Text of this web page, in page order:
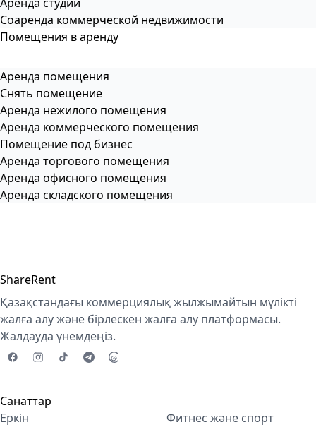
Соаренда коммерческой недвижимости
Помещения в аренду
Аренда помещения
Снять помещение
Аренда нежилого помещения
Аренда коммерческого помещения
Помещение под бизнес
Аренда торгового помещения
Аренда офисного помещения
Аренда складского помещения
ShareRent
Қазақстандағы коммерциялық жылжымайтын мүлікті
жалға алу және бірлескен жалға алу платформасы.
Жалдауда үнемдеңіз.
Санаттар
Еркін
Фитнес және спорт